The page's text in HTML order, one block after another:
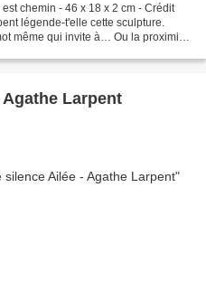
chemin - 46 x 18 x 2 cm - Crédit
légende-t'elle cette sculpture.
même qui invite à… Ou la proximité
Larpent